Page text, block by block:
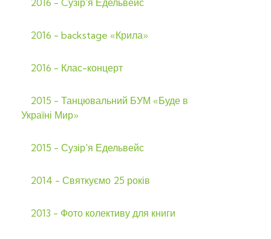
2016 - Cузір'я Едельвейс
2016 - backstage «Крила»
2016 - Клас-концерт
2015 - Танцювальний БУМ «Буде в
Україні Мир»
2015 - Сузір'я Едельвейс
2014 - Святкуємо 25 років
2013 - Фото колективу для книги